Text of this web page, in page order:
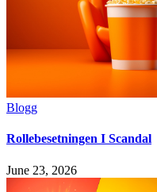
Blogg
Rollebesetningen I Scandal
June 23, 2026